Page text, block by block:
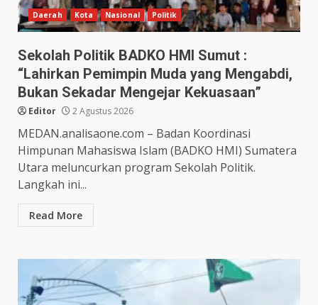
Daerah Kota Nasional Politik
Sekolah Politik BADKO HMI Sumut :
“Lahirkan Pemimpin Muda yang Mengabdi,
Bukan Sekadar Mengejar Kekuasaan”
Editor 2 Agustus 2026
MEDAN.analisaone.com – Badan Koordinasi
Himpunan Mahasiswa Islam (BADKO HMI) Sumatera
Utara meluncurkan program Sekolah Politik.
Langkah ini...
Read More